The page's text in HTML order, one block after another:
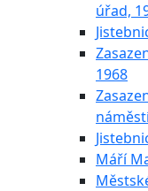
úřad,
1968
Máří